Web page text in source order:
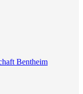
Bentheim